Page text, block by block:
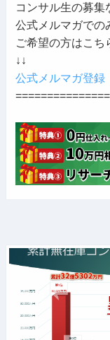
コンサル生の募集
公式メルマガでの
ご希望の方はこち
↓↓
公式メルマガ登録